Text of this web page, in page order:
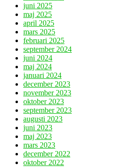
juni 2025
maj 2025
april 2025
mars 2025
februari 2025
september 2024
juni 2024
maj 2024
januari 2024
december 2023
november 2023
oktober 2023
september 2023
augusti 2023
juni 2023
maj 2023
mars 2023
december 2022
oktober 2022